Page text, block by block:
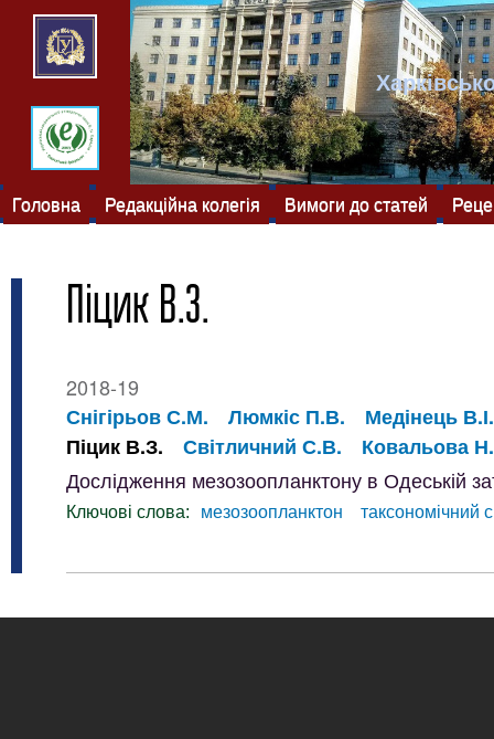
Головна Редакційна колегія Вимоги до статей
Піцик В.З.
2018-19
Снігірьов С.М.
Люмкіс П.В.
Медінець
Піцик В.З.
Світличний С.В. Ковальова
Дослідження мезозоопланктону в Одеській
Ключові слова: мезозоопланктон таксономічний